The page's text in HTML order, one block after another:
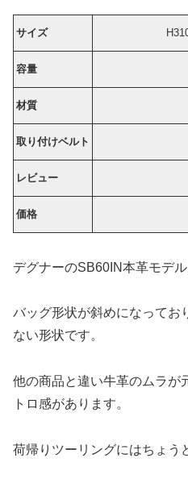
サイズ
容量
材質
取り付けベルト
レビュー
価格
デグナーのSB60IN本革モデル
バッグ形状が斜めになってお
ない形状です。
他の商品と違い牛革のムラが
トロ感があります。
荷帰りツーリングにはちょう